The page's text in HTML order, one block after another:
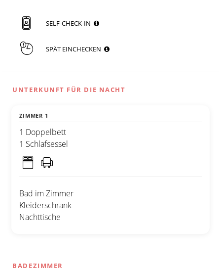
SELF-CHECK-IN
SPÄT EINCHECKEN
UNTERKUNFT FÜR DIE NACHT
ZIMMER 1
1 Doppelbett
1 Schlafsessel
Bad im Zimmer
Kleiderschrank
Nachttische
BADEZIMMER